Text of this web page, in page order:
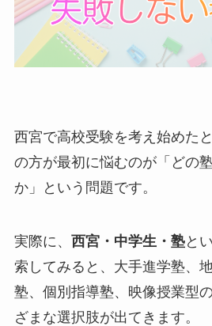
西宮で高校受験を考え始めた
の方が最初に悩むのが「どの
か」という問題です。
実際に、 西宮・中学生・塾と
索してみると、大手進学塾、
塾、個別指導塾、映像授業型
ざまな選択肢が出てきます。